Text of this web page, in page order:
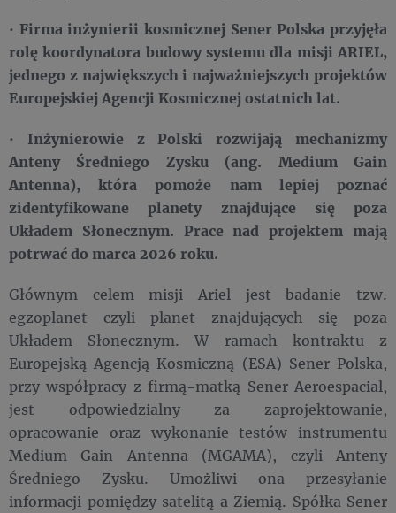
· Firma inżynierii kosmicznej Sener Polska przyjęła
rolę koordynatora budowy systemu dla misji ARIEL,
jednego z największych i najważniejszych projektów
Europejskiej Agencji Kosmicznej ostatnich lat.
· Inżynierowie z Polski rozwijają mechanizmy
Anteny Średniego Zysku (ang. Medium Gain
Antenna), która pomoże nam lepiej poznać
zidentyfikowane planety znajdujące się poza
Układem Słonecznym. Prace nad projektem mają
potrwać do marca 2026 roku.
Głównym celem misji Ariel jest badanie tzw.
egzoplanet czyli planet znajdujących się poza
Układem Słonecznym. W ramach kontraktu z
Europejską Agencją Kosmiczną (ESA) Sener Polska,
przy współpracy z firmą-matką Sener Aeroespacial,
jest odpowiedzialny za zaprojektowanie,
opracowanie oraz wykonanie testów instrumentu
Medium Gain Antenna (MGAMA), czyli Anteny
Średniego Zysku. Umożliwi ona przesyłanie
informacji pomiędzy satelitą a Ziemią. Spółka Sener